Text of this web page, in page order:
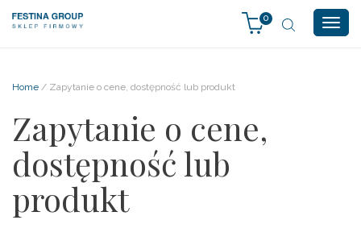
0
Home / Zapytanie o cene, dostępność lub produkt
Zapytanie o cene,
dostępność lub
produkt